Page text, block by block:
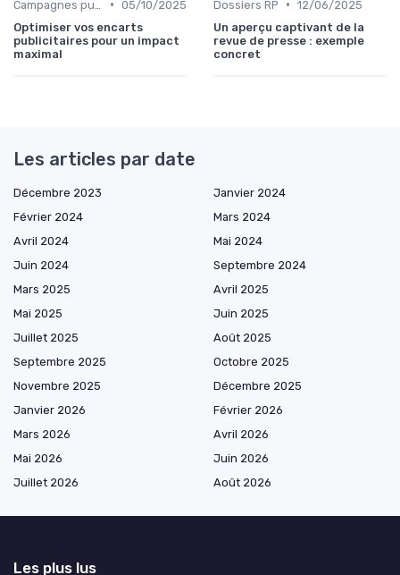
• 05/10/2025
Optimiser vos encarts
publicitaires pour un impact
maximal
Dossiers RP • 12/06/2025
Un aperçu captivant de la
revue de presse : exemple
concret
Les articles par date
Décembre 2023
Janvier 2024
Février 2024
Mars 2024
Avril 2024
Mai 2024
Juin 2024
Septembre 2024
Mars 2025
Avril 2025
Mai 2025
Juin 2025
Juillet 2025
Août 2025
Septembre 2025
Octobre 2025
Novembre 2025
Décembre 2025
Janvier 2026
Février 2026
Mars 2026
Avril 2026
Mai 2026
Juin 2026
Juillet 2026
Août 2026
Les plus lus